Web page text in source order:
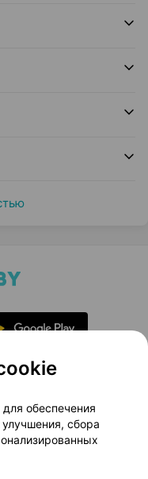
проекта
маркетинг
Доставка
обеспечения
улучшения, сбора